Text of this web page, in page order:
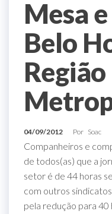
Mesa
Belo
Região
04/09/2012 Por Soac
Companheiros e
de todos(as) que a
setor é de 44 horas
com outros
pela redução para